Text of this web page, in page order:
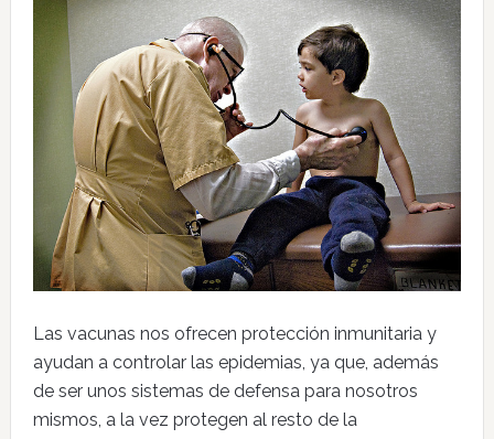
Las vacunas nos ofrecen protección inmunitaria y
ayudan a controlar las epidemias, ya que, además
de ser unos sistemas de defensa para nosotros
mismos, a la vez protegen al resto de la